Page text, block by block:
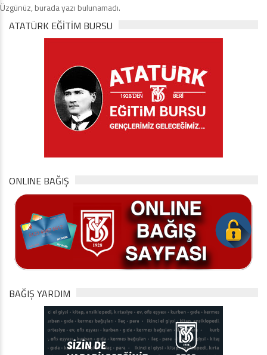
Üzgünüz, burada yazı bulunamadı.
ATATÜRK EĞITIM BURSU
ONLINE BAĞIŞ
BAĞIŞ YARDIM